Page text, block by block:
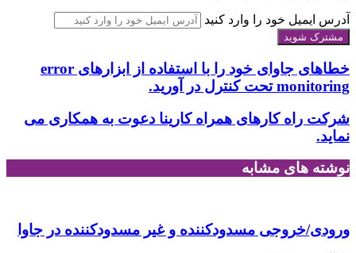
آدرس ایمیل خود را وارد کنید
خطاهای جاوای خود را با استفاده از ابزارهای error
monitoring تحت کنترل در آورید.
شرکت راه کارهای همراه کارینا دعوت به همکاری می
نماید.
نوشته های مشابه
ورودی/خروجی مسدودکننده و غیر مسدودکننده در جاوا